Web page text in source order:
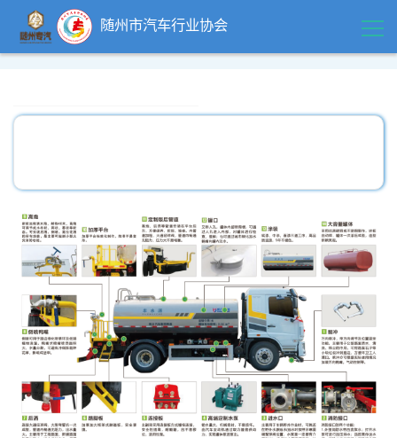
随州市汽车行业协会
精品中心
企业风采
行业动态
政策法规
行业标准